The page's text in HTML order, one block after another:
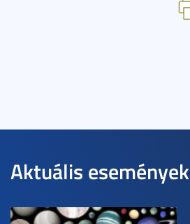
Aktuális események